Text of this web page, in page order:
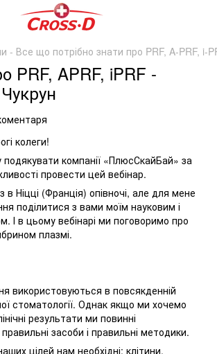
- Все що потрібно знати про PRF, A-PRF, i-
PRF, APRF, iPRF -
колеги!
компанії «ПлюсСкайБай» за
провести цей вебінар.
в Ніцці (Франція) опівночі, але для мене
поділитися з вами моїм науковим і
І в цьому вебінарі ми поговоримо про
плазмі.
використовуються в повсякденній
стоматології. Однак якщо ми хочемо
результати ми повинні
засоби і правильні методики.
цілей нам необхідні: клітини,